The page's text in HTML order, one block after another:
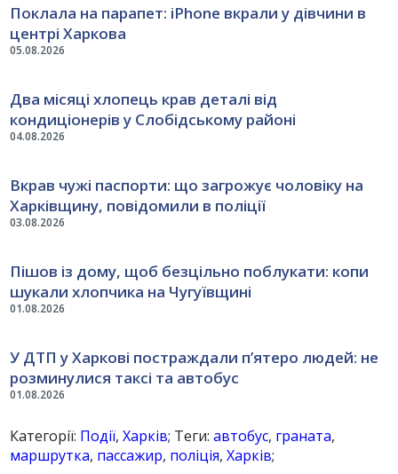
05.08.2026
Поклала на парапет: iPhone вкрали у дівчини в
центрі Харкова
04.08.2026
Два місяці хлопець крав деталі від
кондиціонерів у Слобідському районі
03.08.2026
Вкрав чужі паспорти: що загрожує чоловіку на
Харківщину, повідомили в поліції
01.08.2026
Пішов із дому, щоб безцільно поблукати: копи
шукали хлопчика на Чугуївщині
01.08.2026
У ДТП у Харкові постраждали п’ятеро людей: не
розминулися таксі та автобус
Категорії: Події,Харків; Теги:автобус, граната,
маршрутка, пассажир, поліція,Харків;